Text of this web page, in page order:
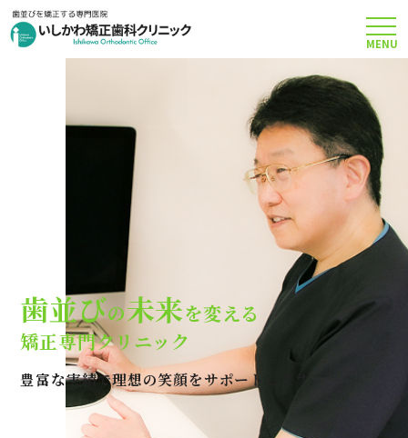
矯正治療について
当院のこだわり
費用について
クリニック案内
Q＆A
MENU
歯並びの未来を変える
矯正専門クリニック
豊富な実績で理想の笑顔をサポートします